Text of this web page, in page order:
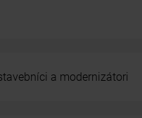
a modernizátori